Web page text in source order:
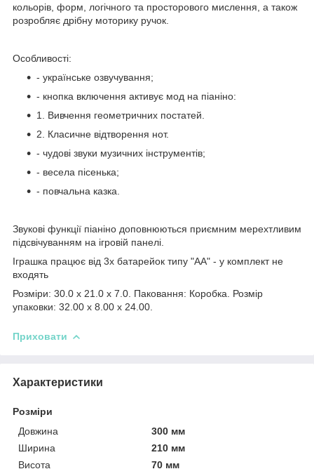
кольорів, форм, логічного та просторового мислення, а також
розробляє дрібну моторику ручок.
Особливості:
- українське озвучування;
- кнопка включення активує мод на піаніно:
1. Вивчення геометричних постатей.
2. Класичне відтворення нот.
- чудові звуки музичних інструментів;
- весела пісенька;
- повчальна казка.
Звукові функції піаніно доповнюються приємним мерехтливим
підсвічуванням на ігровій панелі.
Іграшка працює від 3х батарейок типу "АА" - у комплект не
входять
Розміри: 30.0 x 21.0 x 7.0. Паковання: Коробка. Розмір
упаковки: 32.00 x 8.00 x 24.00.
Приховати
Характеристики
Розміри
Довжина
300 мм
Ширина
210 мм
Висота
70 мм